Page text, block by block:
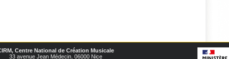
Centre National de Création Musicale
33 avenue Jean Médecin, 06000 Nice